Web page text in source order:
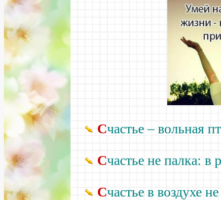
Счастье–вольная
Счастье не палка: в
Счастье в воздухе